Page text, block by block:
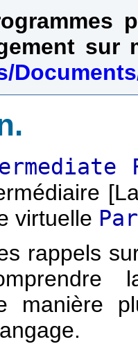
virtuelle
rappels
manière